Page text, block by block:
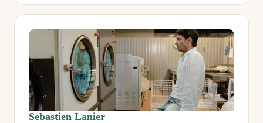
Sebastien Lanier